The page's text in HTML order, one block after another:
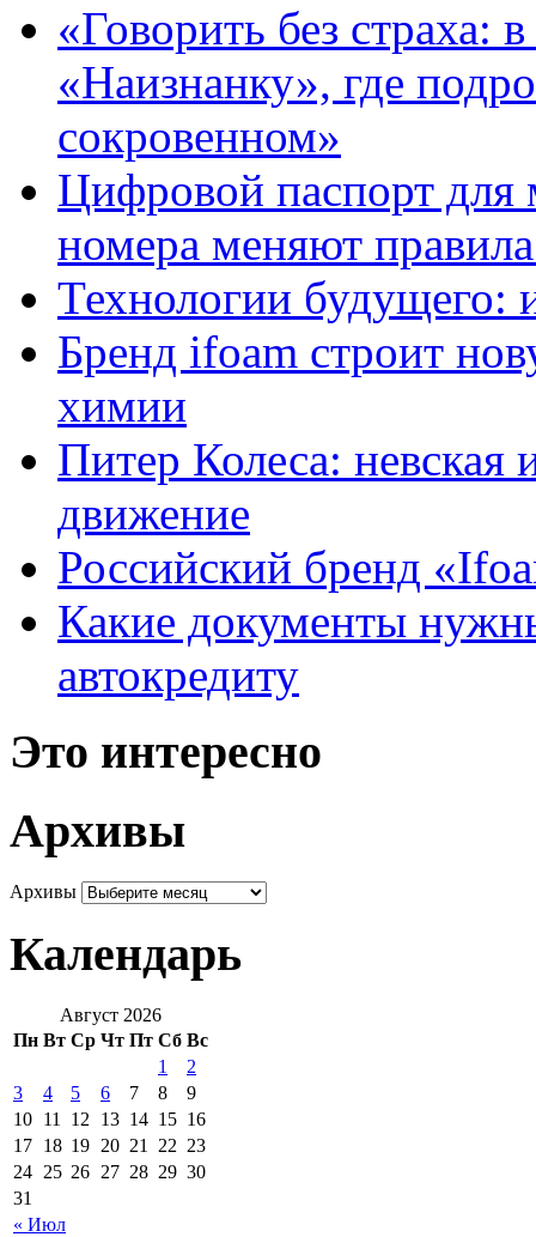
«Говорить без страха:
«Наизнанку», где
сокровенном»
Цифровой паспорт для
номера меняют
Технологии будущего:
Бренд ifoam строит
химии
Питер Колеса: невская
движение
Российский бренд
Какие документы
автокредиту
Это интересно
Архивы
Архивы
Календарь
Август 2026
Пн Вт Ср Чт Пт Сб Вс
« Июл
1
2
3
4 5 6 7 8
9
10 11 12 13 14 15 16
17 18 19 20 21 22 23
24 25 26 27 28 29 30
31